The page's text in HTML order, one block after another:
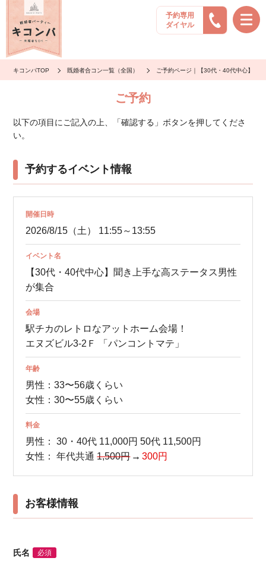
予約専用
ダイヤル
キコンパTOP 既婚者合コン一覧（全国） ご予約ページ｜【30代・40代中心】聞
ご予約
以下の項目にご記入の上、「確認する」ボタンを押してくださ
い。
予約するイベント情報
開催日時
2026/8/15（土） 11:55～13:55
イベント名
【30代・40代中心】聞き上手な高ステータス男性
が集合
会場
駅チカのレトロなアットホーム会場！
エヌズビル3-2Ｆ 「パンコントマテ」
年齢
男性：33〜56歳くらい
女性：30〜55歳くらい
料金
男性： 30・40代 11,000円50代 11,500円
女性：
年代共通1,500円 300円
お客様情報
氏名 必須